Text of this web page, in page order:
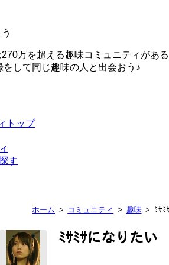
万を超える趣味コミュニティがある
をして同じ趣味の人と出会おう♪
トップ
す
ホーム コミュニティ 趣味 ﾐｻﾐ
ﾐｻﾐｻになりたい